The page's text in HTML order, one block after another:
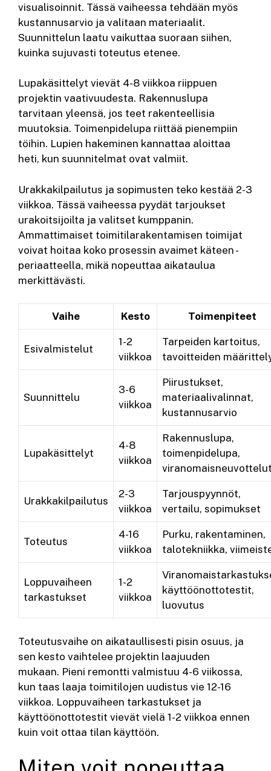
visualisoinnit. Tässä vaiheessa tehdään myös
kustannusarvio ja valitaan materiaalit.
Suunnittelun laatu vaikuttaa suoraan siihen,
kuinka sujuvasti toteutus etenee.
Lupakäsittelyt vievät 4-8 viikkoa riippuen
projektin vaativuudesta. Rakennuslupa
tarvitaan yleensä, jos teet rakenteellisia
muutoksia. Toimenpidelupa riittää pienempiin
töihin. Lupien hakeminen kannattaa aloittaa
heti, kun suunnitelmat ovat valmiit.
Urakkakilpailutus ja sopimusten teko kestää 2-3
viikkoa. Tässä vaiheessa pyydät tarjoukset
urakoitsijoilta ja valitset kumppanin.
Ammattimaiset toimitilarakentamisen toimijat
voivat hoitaa koko prosessin avaimet käteen -
periaatteella, mikä nopeuttaa aikataulua
merkittävästi.
Vaihe Kesto Toimenpiteet
Esivalmistelut
1-2
viikkoa
Tarpeiden kartoitus,
tavoitteiden
Suunnittelu
3-6
viikkoa
Piirustukset,
materiaalivalinnat,
kustannusarvio
Lupakäsittelyt
4-8
viikkoa
Rakennuslupa,
toimenpidelupa,
Urakkakilpailutus
2-3
viikkoa
Tarjouspyynnöt,
vertailu, sopimukset
Toteutus
4-16
viikkoa
Purku, rakentaminen,
talotekniikka,
Loppuvaiheen
tarkastukset
1-2
viikkoa
käyttöönottotestit,
luovutus
Toteutusvaihe on aikataullisesti pisin osuus, ja
sen kesto vaihtelee projektin laajuuden
mukaan. Pieni remontti valmistuu 4-6 viikossa,
kun taas laaja toimitilojen uudistus vie 12-16
viikkoa. Loppuvaiheen tarkastukset ja
käyttöönottotestit vievät vielä 1-2 viikkoa ennen
kuin voit ottaa tilan käyttöön.